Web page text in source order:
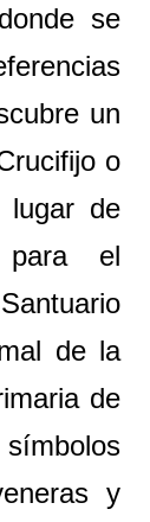
se
un
o
lugar de
para el
de la
de
y